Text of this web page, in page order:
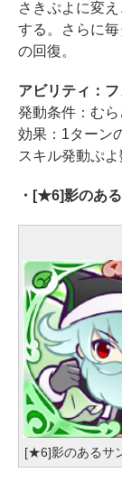
さきぷよに変
する。さらに
の回復。
アビリティ：
発動条件：むら
効果：1ターン
スキル発動ぷ
・[★6]影のあ
[★6]影のあるサ